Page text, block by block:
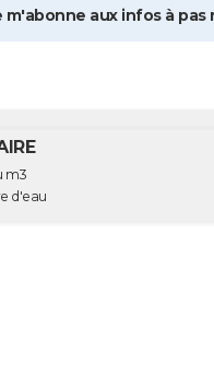
m'abonne aux infos à pas
m3
d'eau